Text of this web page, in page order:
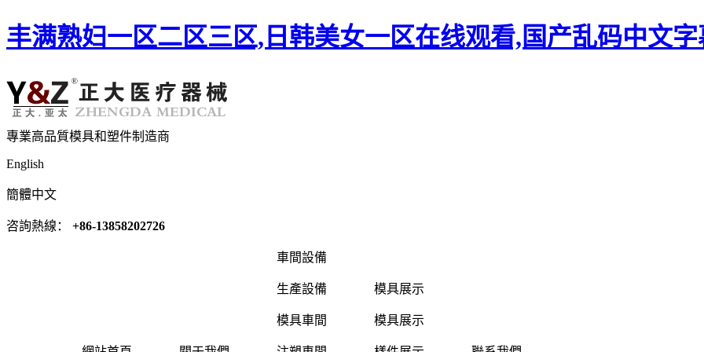
丰满熟妇一区二区三区,日韩美女一区在线观看,国产乱码中文
專業高品質模具和塑件制造商
English
簡體中文
咨詢熱線： +86-13858202726
車間設備
生產設備
模具車間
模具展示
模具展示